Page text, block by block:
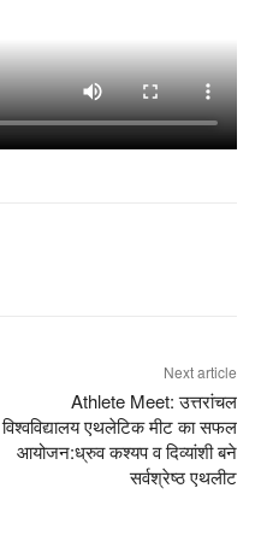
Next article
Athlete Meet: उत्तरांचल
विश्वविद्यालय एथलेटिक मीट का सफल
आयोजन:ध्रुव कश्यप व दिव्यांशी बने
सर्वश्रेष्ठ एथलीट